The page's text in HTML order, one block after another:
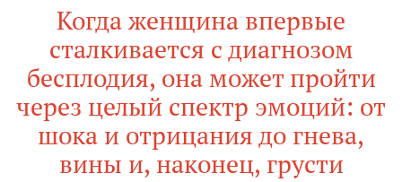
Когда женщина впервые
сталкивается с диагнозом
бесплодия, она может пройти
через целый спектр эмоций: от
шока и отрицания до гнева,
вины и, наконец, грусти